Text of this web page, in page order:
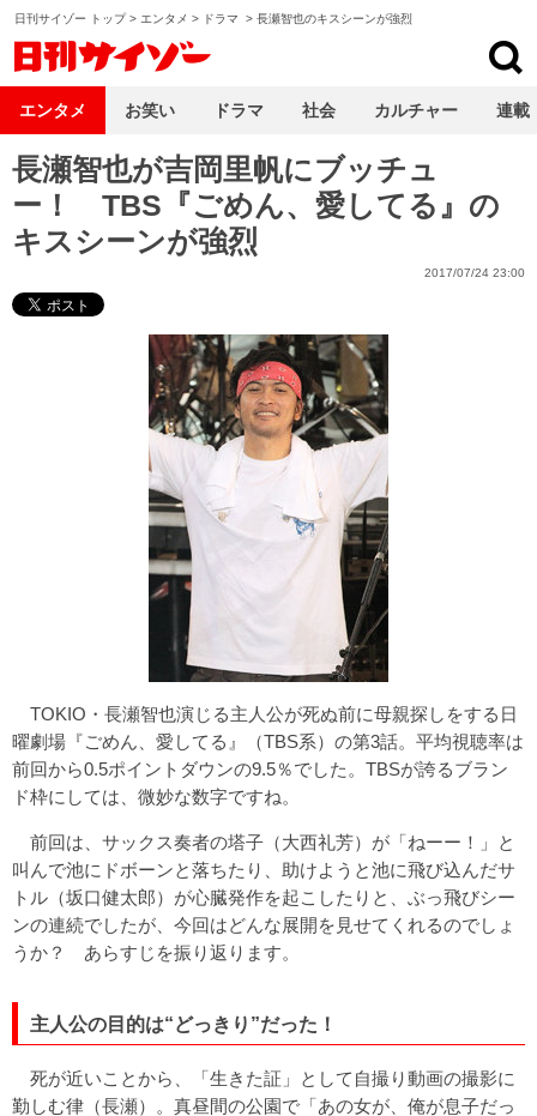
日刊サイゾー トップ> エンタメ > ドラマ > 長瀬智也のキスシーンが強烈
長瀬智也が吉岡里帆にブッチュ
ー！ TBS『ごめん、愛してる』の
キスシーンが強烈
2017/07/24 23:00
TOKIO・長瀬智也演じる主人公が死ぬ前に母親探しをする日
曜劇場『ごめん、愛してる』（TBS系）の第3話。平均視聴率は
前回から0.5ポイントダウンの9.5％でした。TBSが誇るブラン
ド枠にしては、微妙な数字ですね。
前回は、サックス奏者の塔子（大西礼芳）が「ねーー！」と
叫んで池にドボーンと落ちたり、助けようと池に飛び込んだサ
トル（坂口健太郎）が心臓発作を起こしたりと、ぶっ飛びシー
ンの連続でしたが、今回はどんな展開を見せてくれるのでしょ
うか？ あらすじを振り返ります。
主人公の目的は“どっきり”だった！
死が近いことから、「生きた証」として自撮り動画の撮影に
勤しむ律（長瀬）。真昼間の公園で「あの女が、俺が息子だっ
エンタメ お笑い ドラマ 社会 カルチャー 連載